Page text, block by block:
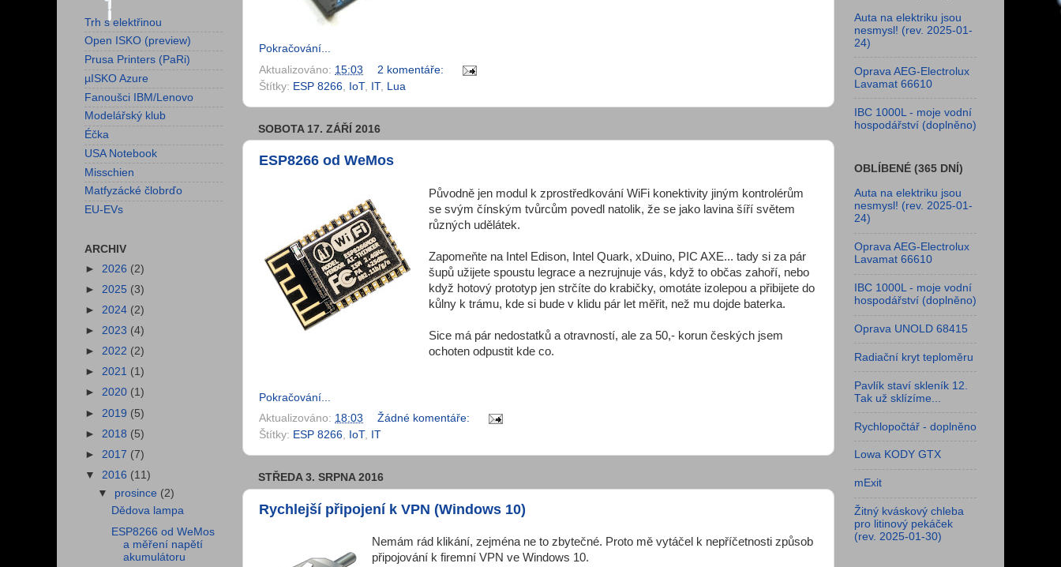
Pokračování...
Aktualizováno: 15:03
2 komentáře:
Štítky: ESP 8266 IoT, IT, Lua
SOBOTA 17. ZÁŘÍ 2016
ESP8266 od WeMos
Původně jen modul k zprostředkování WiFi konektivity jiným kontrolérům
se svým čínským tvůrcům povedl natolik, že se jako lavina šíří světem
různých udělátek.
Zapomeňte na Intel Edison, Intel Quark, xDuino, PIC AXE... tady si za pár
šupů užijete spoustu legrace a nezrujnuje vás, když to občas zahoří, nebo
když hotový prototyp jen strčíte do krabičky, omotáte izolepou a přibijete do
kůlny k trámu, kde si bude v klidu pár let měřit, než mu dojde baterka.
Sice má pár nedostatků a otravností, ale za 50,- korun českých jsem
ochoten odpustit kde co.
Pokračování...
Aktualizováno: 18:03
Žádné komentáře:
Štítky: ESP 8266, IoT, IT
STŘEDA 3. SRPNA 2016
Rychlejší připojení k VPN (Windows 10)
Nemám rád klikání, zejména ne to zbytečné. Proto mě vytáčel k nepříčetnosti způsob
připojování k firemní VPN ve Windows 10.
Trh s elektřinou
Open ISKO (preview)
Prusa Printers (PaRi)
µISKO Azure
Fanoušci IBM/Lenovo
Modelářský klub
Éčka
USA Notebook
Misschien
Matfyzácké člobrďo
EU-EVs
ARCHIV
► 2026 (2)
► 2025 (3)
► 2024 (2)
► 2023 (4)
► 2022 (2)
► 2021 (1)
► 2020 (1)
► 2019 (5)
► 2018 (5)
► 2017 (7)
▼ 2016 (11)
▼ prosince (2)
Dědova lampa
ESP8266 od WeMos
a měření napětí
akumulátoru
Auta na elektriku jsou
nesmysl! (rev. 2025-01-
24)
Oprava AEG-Electrolux
Lavamat 66610
IBC 1000L - moje vodní
hospodářství (doplněno)
OBLÍBENÉ (365 DNÍ)
Auta na elektriku jsou
nesmysl! (rev. 2025-01-
24)
Oprava AEG-Electrolux
Lavamat 66610
IBC 1000L - moje vodní
hospodářství (doplněno)
Oprava UNOLD 68415
Radiační kryt teploměru
Pavlík staví skleník 12.
Tak už sklízíme...
Rychlopočtář - doplněno
Lowa KODY GTX
mExit
Žitný kváskový chleba
pro litinový pekáček
(rev. 2025-01-30)